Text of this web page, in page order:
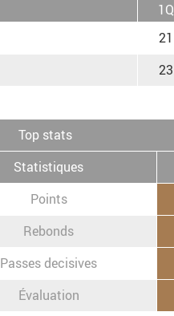
1Q
21
23
Top stats
Statistiques
Points
Rebonds
Passes decisives
Évaluation